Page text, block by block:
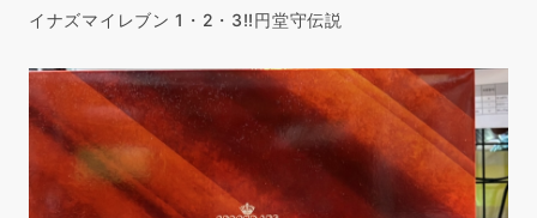
イナズマイレブン 1・2・3!!円堂守伝説